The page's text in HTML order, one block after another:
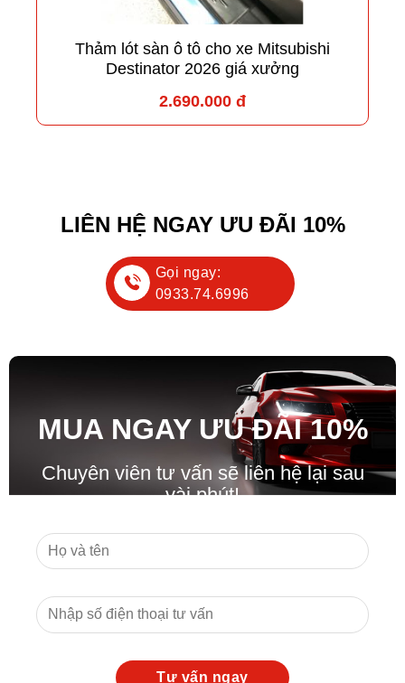
Thảm lót sàn ô tô cho xe Mitsubishi
Destinator 2026 giá xưởng
2.690.000 đ
LIÊN HỆ NGAY ƯU ĐÃI 10%
Gọi ngay:
0933.74.6996
MUA NGAY ƯU ĐÃI10%
Chuyên viên tư vấn sẽ liên hệ lại sau
vài phút!